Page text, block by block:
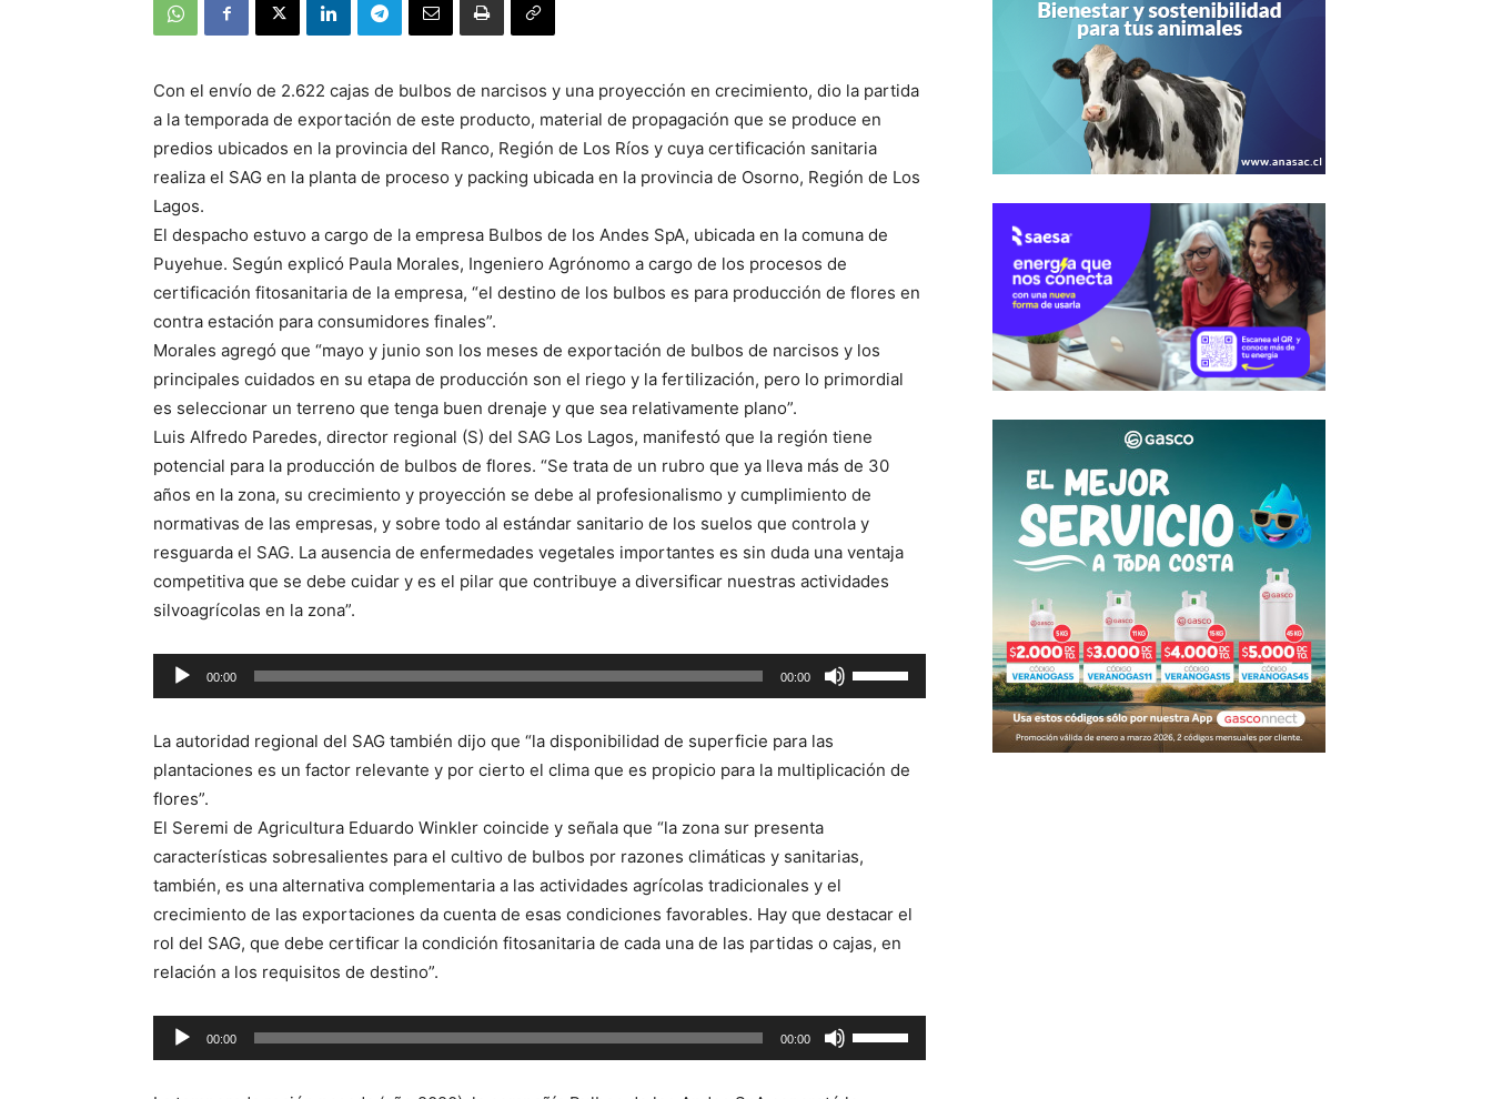
Con el envío de 2.622 cajas de bulbos de narcisos y una proyección en crecimiento, dio la partida
a la temporada de exportación de este producto, material de propagación que se produce en
predios ubicados en la provincia del Ranco, Región de Los Ríos y cuya certificación sanitaria
realiza el SAG en la planta de proceso y packing ubicada en la provincia de Osorno, Región de Los
Lagos.
El despacho estuvo a cargo de la empresa Bulbos de los Andes SpA, ubicada en la comuna de
Puyehue. Según explicó Paula Morales, Ingeniero Agrónomo a cargo de los procesos de
certificación fitosanitaria de la empresa, “el destino de los bulbos es para producción de flores en
contra estación para consumidores finales”.
Morales agregó que “mayo y junio son los meses de exportación de bulbos de narcisos y los
principales cuidados en su etapa de producción son el riego y la fertilización, pero lo primordial
es seleccionar un terreno que tenga buen drenaje y que sea relativamente plano”.
Luis Alfredo Paredes, director regional (S) del SAG Los Lagos, manifestó que la región tiene
potencial para la producción de bulbos de flores. “Se trata de un rubro que ya lleva más de 30
años en la zona, su crecimiento y proyección se debe al profesionalismo y cumplimiento de
normativas de las empresas, y sobre todo al estándar sanitario de los suelos que controla y
resguarda el SAG. La ausencia de enfermedades vegetales importantes es sin duda una ventaja
competitiva que se debe cuidar y es el pilar que contribuye a diversificar nuestras actividades
silvoagrícolas en la zona”.
Reproductor
audio
00:00 00:00
las
flecha
aumentar
disminuir
el
La autoridad regional del SAG también dijo que “la disponibilidad de superficie para las
plantaciones es un factor relevante y por cierto el clima que es propicio para la multiplicación de
flores”.
El Seremi de Agricultura Eduardo Winkler coincide y señala que “la zona sur presenta
características sobresalientes para el cultivo de bulbos por razones climáticas y sanitarias,
también, es una alternativa complementaria a las actividades agrícolas tradicionales y el
crecimiento de las exportaciones da cuenta de esas condiciones favorables. Hay que destacar el
rol del SAG, que debe certificar la condición fitosanitaria de cada una de las partidas o cajas, en
relación a los requisitos de destino”.
Reproductor
de
00:00 00:00
las